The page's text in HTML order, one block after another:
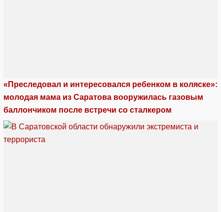
«Преследовал и интересовался ребенком в коляске»:
молодая мама из Саратова вооружилась газовым
баллончиком после встречи со сталкером